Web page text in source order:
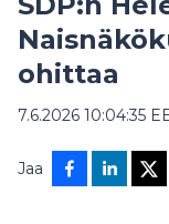
ohittaa
7.6.2026 10:04:35
Jaa